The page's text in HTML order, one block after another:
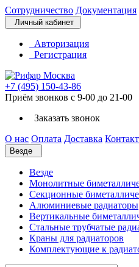
Сотрудничество Документация
Личный кабинет
Авторизация
Регистрация
+7 (495) 150-43-86
Приём звонков с 9-00 до 21-00
Заказать звонок
О нас Оплата Доставка
Везде
Везде
Монолитные
Секционные
Алюминиевые радиаторы
Вертикальные
Стальные трубчатые
Краны для радиаторов
Комплектующие к